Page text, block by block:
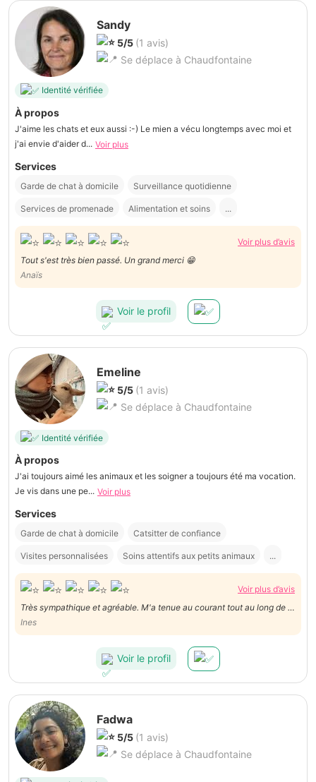
Sandy
5/5 (1 avis)
Se déplace à Chaudfontaine
Identité vérifiée
À propos
J'aime les chats et eux aussi :-) Le mien a vécu longtemps avec moi et
j'ai envie d'aider d... Voir plus
Services
Garde de chat à domicile Surveillance quotidienne
Services de promenade Alimentation et soins ...
Voir plus d’avis
Tout s'est très bien passé. Un grand merci 😁
Anaïs
Voir le profil
Emeline
5/5 (1 avis)
Se déplace à Chaudfontaine
Identité vérifiée
À propos
J'ai toujours aimé les animaux et les soigner a toujours été ma vocation.
Je vis dans une pe... Voir plus
Services
Garde de chat à domicile Catsitter de confiance
Visites personnalisées Soins attentifs aux petits animaux ...
Voir plus d’avis
Très sympathique et agréable. M'a tenue au courant tout au long de la
prestation avec des photos de mon chat :)) je n'hésiterai pas à la
contacter une deuxième fois.
Ines
Voir le profil
Fadwa
5/5 (1 avis)
Se déplace à Chaudfontaine